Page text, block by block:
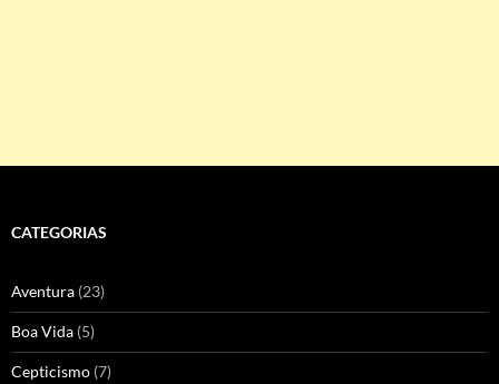
CATEGORIAS
Aventura (23)
Boa Vida (5)
Cepticismo (7)